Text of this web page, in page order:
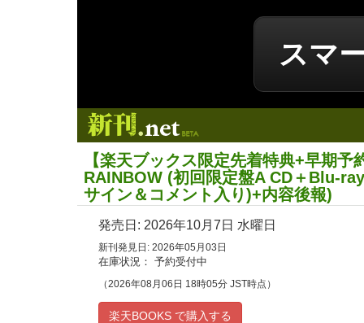
スマ
【楽天ブックス限定先着特典+早期予
RAINBOW (初回限定盤A CD＋Blu-
サイン＆コメント入り)+内容後報)
発売日: 2026年10月7日 水曜日
新刊発見日: 2026年05月03日
在庫状況： 予約受付中
（2026年08月06日 18時05分 JST時点）
楽天BOOKS で購入する